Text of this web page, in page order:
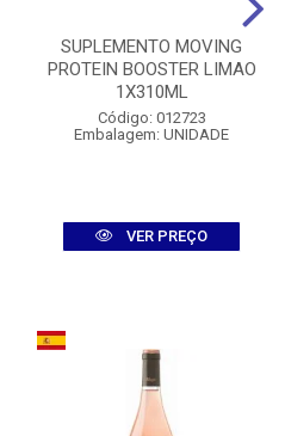
SUPLEMENTO MOVING
PROTEIN BOOSTER LIMAO
1X310ML
Código: 012723
Embalagem: UNIDADE
VER PREÇO